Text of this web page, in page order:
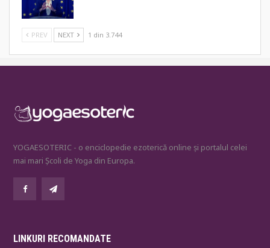
PREV NEXT 1 din 3.744
YOGAESOTERIC - o enciclopedie ezoterică online și portalul celei
mai mari Școli de Yoga din Europa.
LINKURI RECOMANDATE